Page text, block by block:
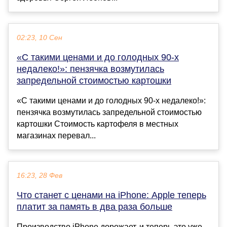
02:23, 10 Сен
«С такими ценами и до голодных 90-х
недалеко!»: пензячка возмутилась
запредельной стоимостью картошки
«С такими ценами и до голодных 90-х недалеко!»:
пензячка возмутилась запредельной стоимостью
картошки Стоимость картофеля в местных
магазинах перевал...
16:23, 28 Фев
Что станет с ценами на iPhone: Apple теперь
платит за память в два раза больше